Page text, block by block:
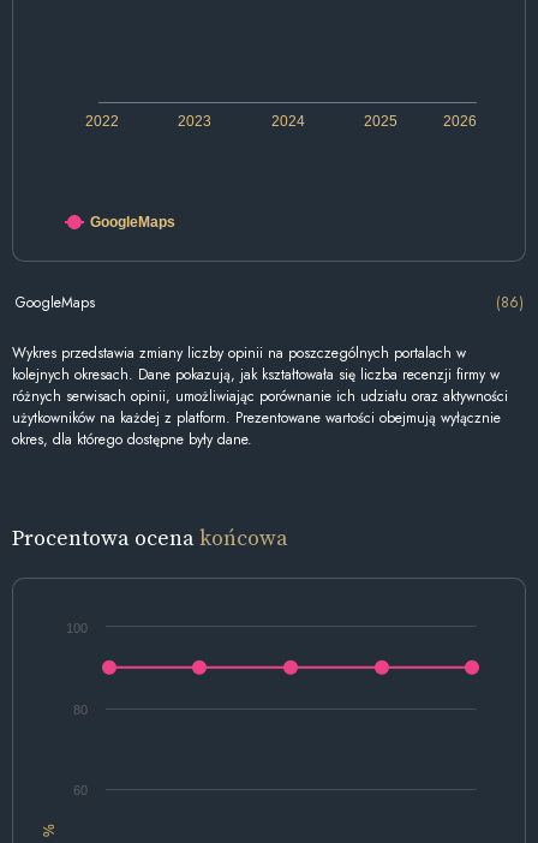
2022 2024 2026
2023 2025
GoogleMaps
GoogleMaps (86)
Wykres przedstawia zmiany liczby opinii na poszczególnych portalach w
kolejnych okresach. Dane pokazują, jak kształtowała się liczba recenzji firmy w
różnych serwisach opinii, umożliwiając porównanie ich udziału oraz aktywności
użytkowników na każdej z platform. Prezentowane wartości obejmują wyłącznie
okres, dla którego dostępne były dane.
Procentowa ocenakońcowa
%
60
80
100